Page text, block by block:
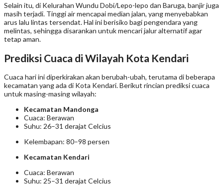
Selain itu, di Kelurahan Wundu Dobi/Lepo-lepo dan Baruga, banjir juga
masih terjadi. Tinggi air mencapai median jalan, yang menyebabkan
arus lalu lintas tersendat. Hal ini berisiko bagi pengendara yang
melintas, sehingga disarankan untuk mencari jalur alternatif agar
tetap aman.
Prediksi Cuaca di Wilayah Kota Kendari
Cuaca hari ini diperkirakan akan berubah-ubah, terutama di beberapa
kecamatan yang ada di Kota Kendari. Berikut rincian prediksi cuaca
untuk masing-masing wilayah:
Kecamatan Mandonga
Cuaca: Berawan
Suhu: 26–31 derajat Celcius
Kelembapan: 80–98 persen
Kecamatan Kendari
Cuaca: Berawan
Suhu: 25–31 derajat Celcius